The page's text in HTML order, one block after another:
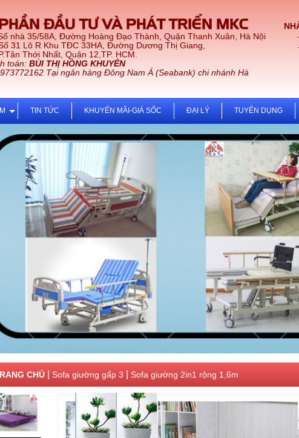
ĐẦU TƯ VÀ PHÁT TRIỂN MKC
nhà 35/58A, Đường Hoàng Đạo Thành, Quận Thanh Xuân, Hà Nội
31 Lô R Khu TĐC 33HA, Đường Dương Thị Giang,
Nhất, Quận 12,TP. HCM.
toán: BÙI THỊ HỒNG KHUYÊN
Tại ngân hàng Đông Nam Á (Seabank) chi nhánh Hà
TIN TỨC KHUYẾN MÃI-GIÁ SỐC ĐẠI LÝ TUYỂN DỤNG
CHỦ| Sofa giường gấp 3 Sofa giường 2in1 rộng 1,6m